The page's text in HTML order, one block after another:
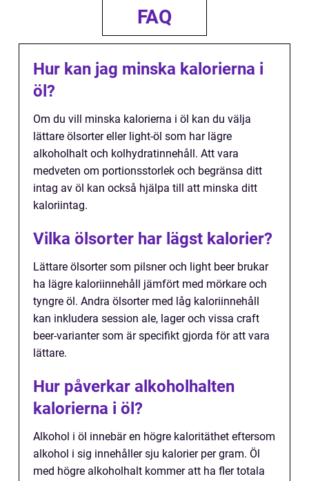
FAQ
Hur kan jag minska kalorierna i
öl?
Om du vill minska kalorierna i öl kan du välja
lättare ölsorter eller light-öl som har lägre
alkoholhalt och kolhydratinnehåll. Att vara
medveten om portionsstorlek och begränsa ditt
intag av öl kan också hjälpa till att minska ditt
kaloriintag.
Vilka ölsorter har lägst kalorier?
Lättare ölsorter som pilsner och light beer brukar
ha lägre kaloriinnehåll jämfört med mörkare och
tyngre öl. Andra ölsorter med låg kaloriinnehåll
kan inkludera session ale, lager och vissa craft
beer-varianter som är specifikt gjorda för att vara
lättare.
Hur påverkar alkoholhalten
kalorierna i öl?
Alkohol i öl innebär en högre kaloritäthet eftersom
alkohol i sig innehåller sju kalorier per gram. Öl
med högre alkoholhalt kommer att ha fler totala